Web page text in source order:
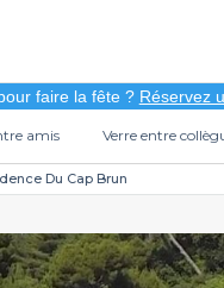
faire la fête ? Réservez
amis Verre entre
Du Cap Brun